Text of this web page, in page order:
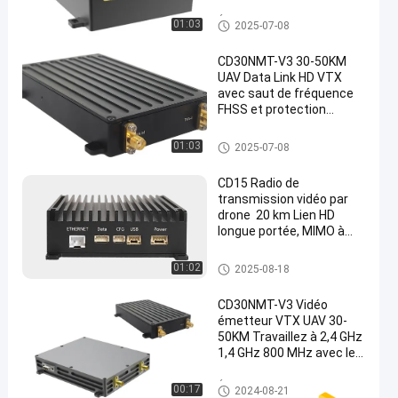
01:03 Émetteur de COFDM
2025-07-08
01:03
CD30NMT-V3 30-50KM
UAV Data Link HD VTX
avec saut de fréquence
FHSS et protection
drone
Liaison de transmission de do
nnées d'UAV
2025-07-08
01:02
CD15 Radio de
transmission vidéo par
drone ️ 20 km Lien HD
longue portée, MIMO à
chiffrement AES128
émetteur de vidéo de bourdon
2025-08-18
00:17
CD30NMT-V3 Vidéo
émetteur VTX UAV 30-
50KM Travaillez à 2,4 GHz
1,4 GHz 800 MHz avec le
RS232/TTL/SBUS pour
Émetteur visuel d'UAV
2024-08-21